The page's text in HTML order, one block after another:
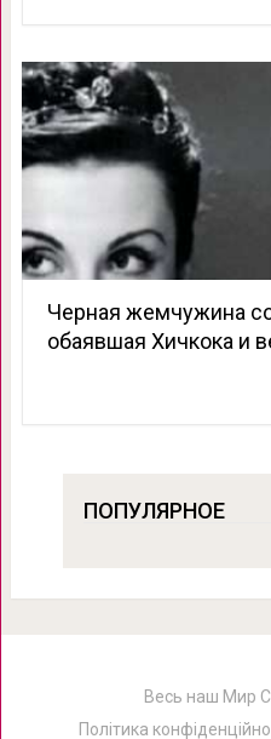
Черная жемчужина
обаявшая Хичкока и
ПОПУЛЯРНОЕ
Весь наш Мир
Політика